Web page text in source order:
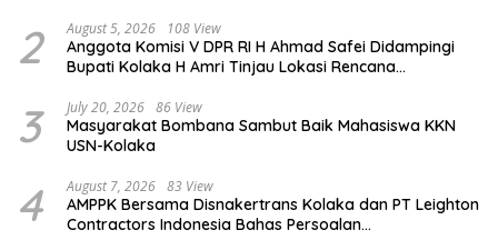
2 August 5, 2026 108 View
Anggota Komisi V DPR RI H Ahmad Safei Didampingi
Bupati Kolaka H Amri Tinjau Lokasi Rencana
Wundulako
3 July 20, 2026 86 View
Masyarakat Bombana Sambut Baik Mahasiswa KKN
USN-Kolaka
4 August 7, 2026 83 View
AMPPK Bersama Disnakertrans Kolaka dan PT Leighton
Contractors Indonesia Bahas Persoalan